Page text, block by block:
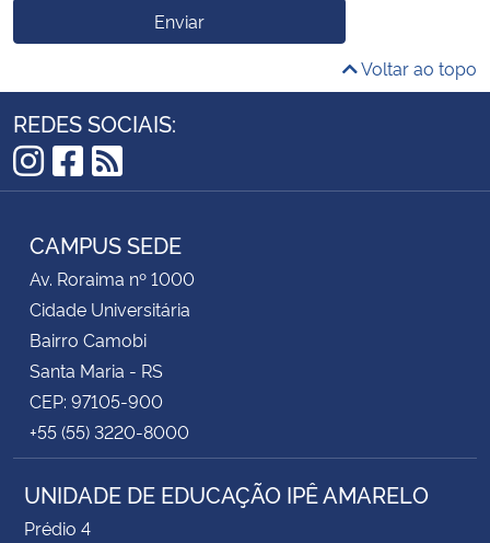
Etária: 1 ano a 6 meses a 2 anos e 11 meses –
Integral, corrige-se para a seguinte redação:
Etária: 1 ano a 6 meses a 2 anos e 11 meses –
seguem corretos.
Enviar
Voltar ao topo
REDES SOCIAIS:
Instagram
Facebook
RSS
CAMPUS SEDE
Av. Roraima nº 1000
Cidade Universitária
Bairro Camobi
Santa Maria - RS
CEP: 97105-900
+55 (55) 3220-8000
UNIDADE DE EDUCAÇÃO IPÊ AMARELO
Prédio 4